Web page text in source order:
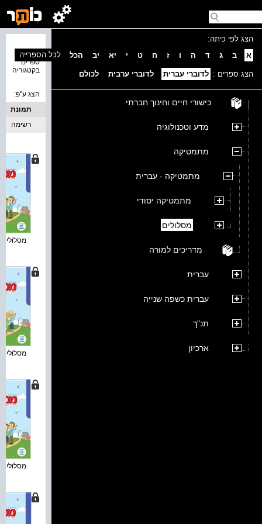
הצג לפי כיתה:
א
ב ג ד ה ו ז ח ט י יא יב הכל
הצג ספרים : לדוברי עברית לדוברי ערבית לכולם
כישורי חיים וחינוך חברתי
מדע וטכנולוגיה
מתמטיקה
מתמטיקה - עברית
מתמטיקה יסודי
מסלולים
מדריכים למורה
עברית
עברית כשפה שנייה
תנ"ך
ארכיון
ספרים
בקטגוריה
לכל הספרייה
הצג ע''פ:
תמונת
כריכה
רשימה